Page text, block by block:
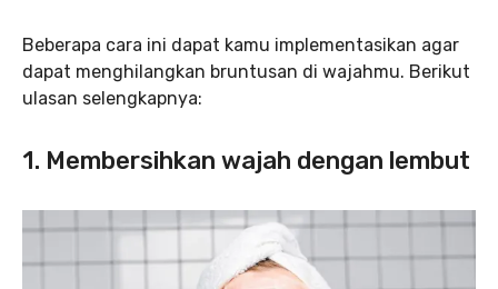
Beberapa cara ini dapat kamu implementasikan agar
dapat menghilangkan bruntusan di wajahmu. Berikut
ulasan selengkapnya:
1. Membersihkan wajah dengan lembut